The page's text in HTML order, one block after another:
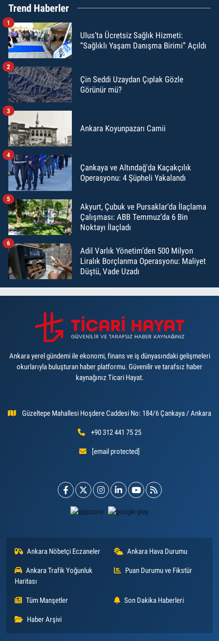
Trend Haberler
Ulus’ta Ücretsiz Sağlık Hizmeti:
“Sağlıklı Yaşam Danışma Birimi” Açıldı
1
Çin Seddi Uzaydan Çıplak Gözle
Görünür mü?
2
Ankara Koyunpazarı Camii
3
Çankaya ve Altındağ'da Kaçakçılık
Operasyonu: 4 Şüpheli Yakalandı
4
Akyurt, Çubuk ve Pursaklar’da İlaçlama
Çalışması: ABB Temmuz’da 6 Bin
Noktayı İlaçladı
5
Adil Varlık Yönetim’den 500 Milyon
Liralık Borçlanma Operasyonu: Maliyet
Düştü, Vade Uzadı
6
Ankara yerel gündemi ile ekonomi, finans ve iş dünyasındaki gelişmeleri
okurlarıyla buluşturan haber platformu. Güvenilir ve tarafsız haber
kaynağınız Ticari Hayat.
Güzeltepe Mahallesi Hoşdere Caddesi No: 184/6 Çankaya / Ankara
+90 312 441 75 25
[email protected]
Ankara Nöbetçi Eczaneler Ankara Hava Durumu
Ankara Trafik Yoğunluk
Haritası
Puan Durumu ve Fikstür
Tüm Manşetler Son Dakika Haberleri
Haber Arşivi